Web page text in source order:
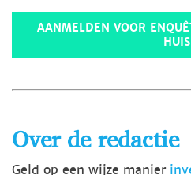
AANMELDEN VOOR
HUIS
Over de redactie
Geld op een wijze manier